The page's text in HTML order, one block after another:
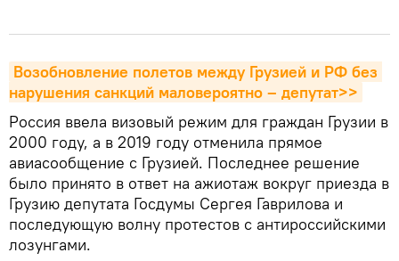
Возобновление полетов между Грузией и РФ без
нарушения санкций маловероятно – депутат>>
Россия ввела визовый режим для граждан Грузии в
2000 году, а в 2019 году отменила прямое
авиасообщение с Грузией. Последнее решение
было принято в ответ на ажиотаж вокруг приезда в
Грузию депутата Госдумы Сергея Гаврилова и
последующую волну протестов с антироссийскими
лозунгами.